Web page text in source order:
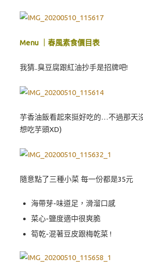
Menu ｜春風素食價目表
我猜..臭豆腐跟紅油抄手是招牌吧!
芋香油飯看起來挺好吃的…不過那天
想吃芋頭XD)
隨意點了三種小菜 每一份都是35元
海帶芽-味道足，滑溜口感
菜心-鹽度適中很爽脆
筍乾-混著豆皮跟梅乾菜 !